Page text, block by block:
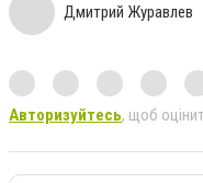
Дмитрий Журавлев
Авторизуйтесь, щоб